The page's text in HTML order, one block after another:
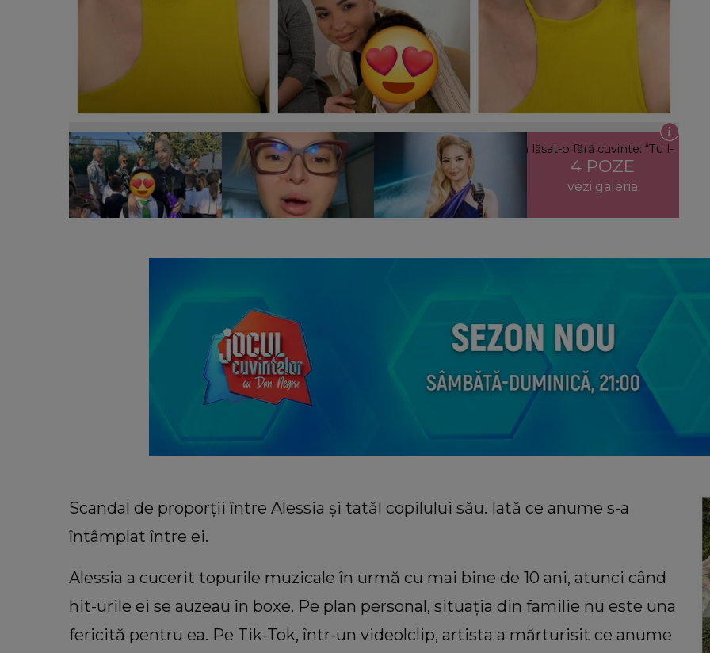
Artista Alessia, în război cu tatăl copilului ei. Care este situația dintre cei doi și ce a lăsat-o fără cuvinte: “Tu l-
ai vrut, tu te-ai luptat pentru el.”
4 POZE
vezi galeria
Scandal de proporții între Alessia și tatăl copilului său. Iată ce anume s-a
întâmplat între ei.
Alessia a cucerit topurile muzicale în urmă cu mai bine de 10 ani, atunci când
hit-urile ei se auzeau în boxe. Pe plan personal, situația din familie nu este una
fericită pentru ea. Pe Tik-Tok, într-un videolclip, artista a mărturisit ce anume